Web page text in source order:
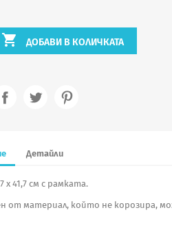
 ДОБАВИ В КОЛИЧКАТА
Детайли
х 41,7 см с рамката.
от материал, който не корозира,